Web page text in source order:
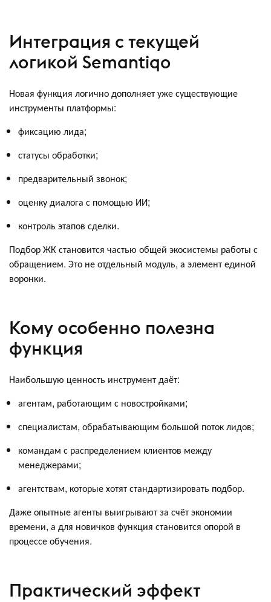
Интеграция с текущей
логикой Semantiqo
Новая функция логично дополняет уже существующие
инструменты платформы:
фиксацию лида;
статусы обработки;
предварительный звонок;
оценку диалога с помощью ИИ;
контроль этапов сделки.
Подбор ЖК становится частью общей экосистемы работы с
обращением. Это не отдельный модуль, а элемент единой
воронки.
Кому особенно полезна
функция
Наибольшую ценность инструмент даёт:
агентам, работающим с новостройками;
специалистам, обрабатывающим большой поток лидов;
командам с распределением клиентов между
менеджерами;
агентствам, которые хотят стандартизировать подбор.
Даже опытные агенты выигрывают за счёт экономии
времени, а для новичков функция становится опорой в
процессе обучения.
Практический эффект